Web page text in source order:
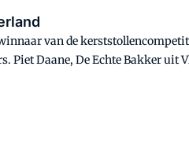
van de
Piet Daane, De Echte Bakker uit